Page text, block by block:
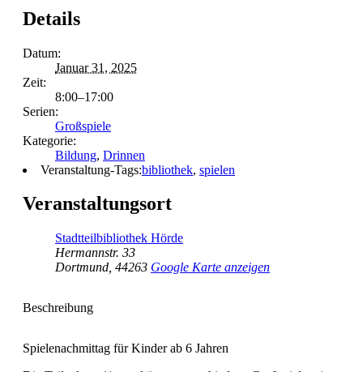
Details
Datum:
Januar 31, 2025
Zeit:
8:00–17:00
Serien:
Großspiele
Kategorie:
Bildung, Drinnen
Veranstaltung-Tags:bibliothek, spielen
Veranstaltungsort
Stadtteilbibliothek Hörde
Hermannstr. 33
Dortmund 44263 Google Karte anzeigen
Beschreibung
Spielenachmittag für Kinder ab 6 Jahren